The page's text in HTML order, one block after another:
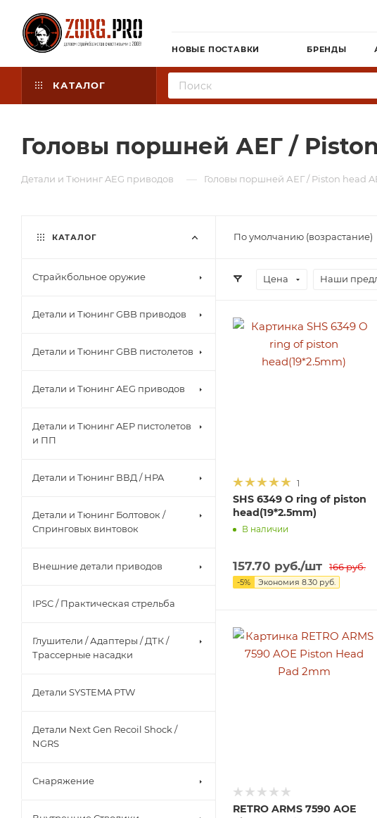
НОВЫЕ ПОСТАВКИ БРЕНДЫ
КАТАЛОГ
Головы поршней АЕГ /
Детали и Тюнинг AEG приводов — Головы поршней АЕГ / Piston head
По умолчанию (возрастание)
Цена Наши
1
SHS 6349 O ring of piston
head(19*2.5mm)
В наличии
157.70 руб./шт 166руб.
-5% Экономия 8.30 руб.
RETRO ARMS 7590 AOE
КАТАЛОГ
Страйкбольное оружие
Детали и Тюнинг GBB приводов
Детали и Тюнинг GBB пистолетов
Детали и Тюнинг AEG приводов
Детали и Тюнинг AEP пистолетов
и ПП
Детали и Тюнинг ВВД / HPA
Детали и Тюнинг Болтовок /
Спринговых винтовок
Внешние детали приводов
IPSC / Практическая стрельба
Глушители / Адаптеры / ДТК /
Трассерные насадки
Детали SYSTEMA PTW
Детали Next Gen Recoil Shock /
NGRS
Снаряжение